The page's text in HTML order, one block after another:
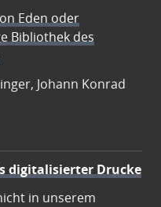
Eden oder
Bibliothek des
Johann Konrad
digitalisierter Drucke
in unserem